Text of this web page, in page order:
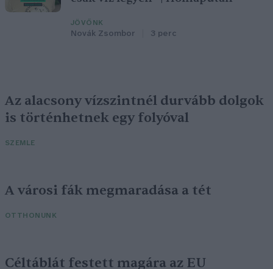
JÖVŐNK
Novák Zsombor 3 perc
Az alacsony vízszintnél durvább dolgok
is történhetnek egy folyóval
SZEMLE
A városi fák megmaradása a tét
OTTHONUNK
Céltáblát festett magára az EU